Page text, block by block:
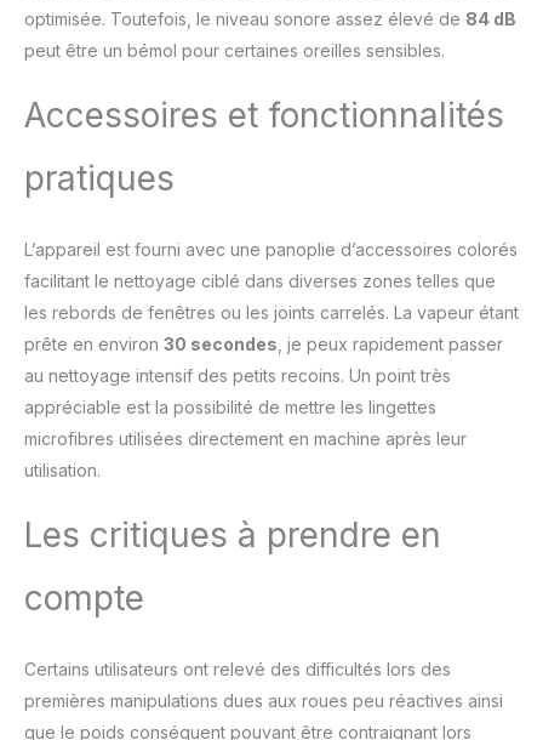
optimisée. Toutefois, le niveau sonore assez élevé de 84 dB
peut être un bémol pour certaines oreilles sensibles.
Accessoires et fonctionnalités
pratiques
L’appareil est fourni avec une panoplie d’accessoires colorés
facilitant le nettoyage ciblé dans diverses zones telles que
les rebords de fenêtres ou les joints carrelés. La vapeur étant
prête en environ 30 secondes , je peux rapidement passer
au nettoyage intensif des petits recoins. Un point très
appréciable est la possibilité de mettre les lingettes
microfibres utilisées directement en machine après leur
utilisation.
Les critiques à prendre en
compte
Certains utilisateurs ont relevé des difficultés lors des
premières manipulations dues aux roues peu réactives ainsi
que le poids conséquent pouvant être contraignant lors